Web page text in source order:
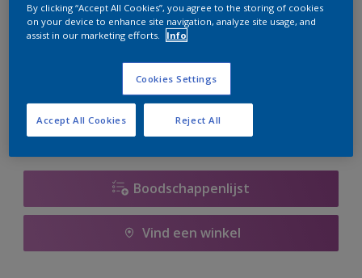
te bestellen. Houd de website in de gaten, we werken
er hard aan om de voorraad aan te vullen.
Boodschappenlijst
Vind een winkel
By clicking “Accept All Cookies”, you agree to the storing of cookies
on your device to enhance site navigation, analyze site usage, and
assist in our marketing efforts.
Info
Cookies Settings
Reject All
Accept All Cookies